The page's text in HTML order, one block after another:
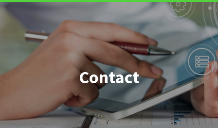
Contact